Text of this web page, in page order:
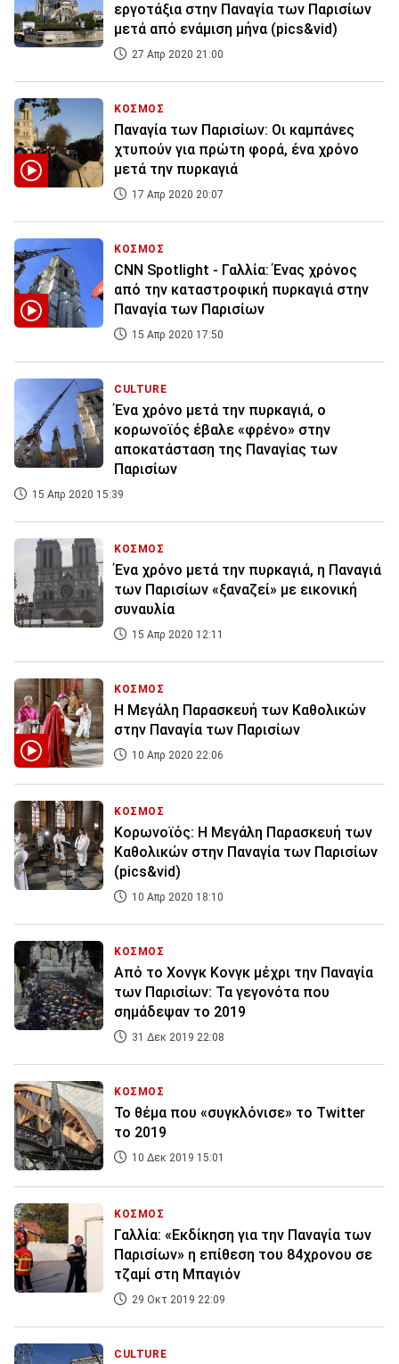
εργοτάξια στην Παναγία των Παρισίων
μετά από ενάμιση μήνα (pics&vid)
27 Απρ 2020 21:00
ΚΟΣΜΟΣ
Παναγία των Παρισίων: Οι καμπάνες
χτυπούν για πρώτη φορά, ένα χρόνο
μετά την πυρκαγιά
17 Απρ 2020 20:07
ΚΟΣΜΟΣ
CNN Spotlight - Γαλλία: Ένας χρόνος
από την καταστροφική πυρκαγιά στην
Παναγία των Παρισίων
15 Απρ 2020 17:50
CULTURE
Ένα χρόνο μετά την πυρκαγιά, ο
κορωνοϊός έβαλε «φρένο» στην
αποκατάσταση της Παναγίας των
Παρισίων
15 Απρ 2020 15:39
ΚΟΣΜΟΣ
Ένα χρόνο μετά την πυρκαγιά, η Παναγιά
των Παρισίων «ξαναζεί» με εικονική
συναυλία
15 Απρ 2020 12:11
ΚΟΣΜΟΣ
Η Mεγάλη Παρασκευή των Καθολικών
στην Παναγία των Παρισίων
10 Απρ 2020 22:06
ΚΟΣΜΟΣ
Κορωνοϊός: Η Mεγάλη Παρασκευή των
Καθολικών στην Παναγία των Παρισίων
(pics&vid)
10 Απρ 2020 18:10
ΚΟΣΜΟΣ
Από το Χονγκ Κονγκ μέχρι την Παναγία
των Παρισίων: Τα γεγονότα που
σημάδεψαν το 2019
31 Δεκ 2019 22:08
ΚΟΣΜΟΣ
Το θέμα που «συγκλόνισε» το Twitter
το 2019
10 Δεκ 2019 15:01
ΚΟΣΜΟΣ
Γαλλία: «Εκδίκηση για την Παναγία των
Παρισίων» η επίθεση του 84χρονου σε
τζαμί στη Μπαγιόν
29 Οκτ 2019 22:09
CULTURE